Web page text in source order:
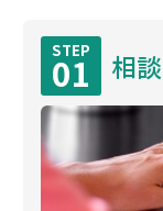
STEP
01 相